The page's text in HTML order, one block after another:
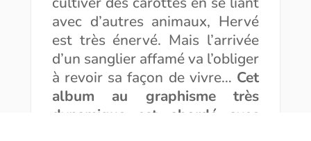
avec d’autres animaux, Hervé
est très énervé. Mais l’arrivée
d’un sanglier affamé va l’obliger
à revoir sa façon de vivre… Cet
album au graphisme très
dynamique est abordé avec